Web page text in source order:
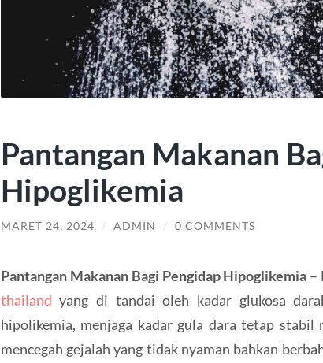
Pantangan Makanan
Hipoglikemia
MARET 24, 2024 / ADMIN / 0 COMMENTS
Pantangan Makanan Bagi Pengidap Hipoglikemia –
thailand yang di tandai oleh kadar glukosa
hipolikemia, menjaga kadar gula dara tetap
mencegah gejalah yang tidak nyaman bahkan